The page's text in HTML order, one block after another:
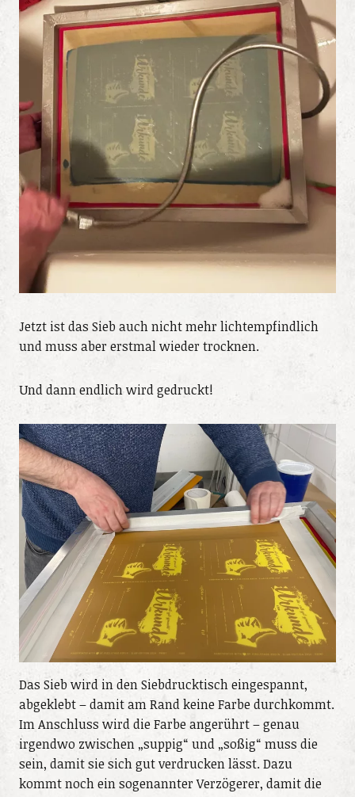
Jetzt ist das Sieb auch nicht mehr lichtempfindlich
und muss aber erstmal wieder trocknen.
Und dann endlich wird gedruckt!
Das Sieb wird in den Siebdrucktisch eingespannt,
abgeklebt – damit am Rand keine Farbe durchkommt.
Im Anschluss wird die Farbe angerührt – genau
irgendwo zwischen „suppig“ und „soßig“ muss die
sein, damit sie sich gut verdrucken lässt. Dazu
kommt noch ein sogenannter Verzögerer, damit die